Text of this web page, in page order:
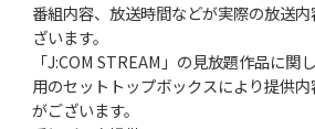
番組内容、放送時間などが実際の放送
ざいます。
「J:COM STREAM」の見放題作品に関
用のセットトップボックスにより提供
がございます。